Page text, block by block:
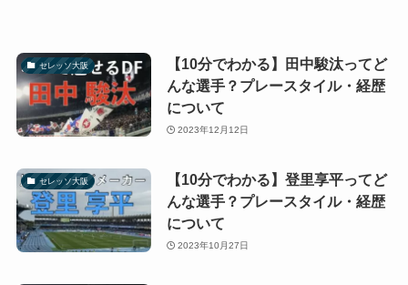
セレッソ大阪
【10分でわかる】田中駿汰ってど
んな選手？プレースタイル・経歴
について
2023年12月12日
セレッソ大阪
【10分でわかる】登里享平ってど
んな選手？プレースタイル・経歴
について
2023年10月27日